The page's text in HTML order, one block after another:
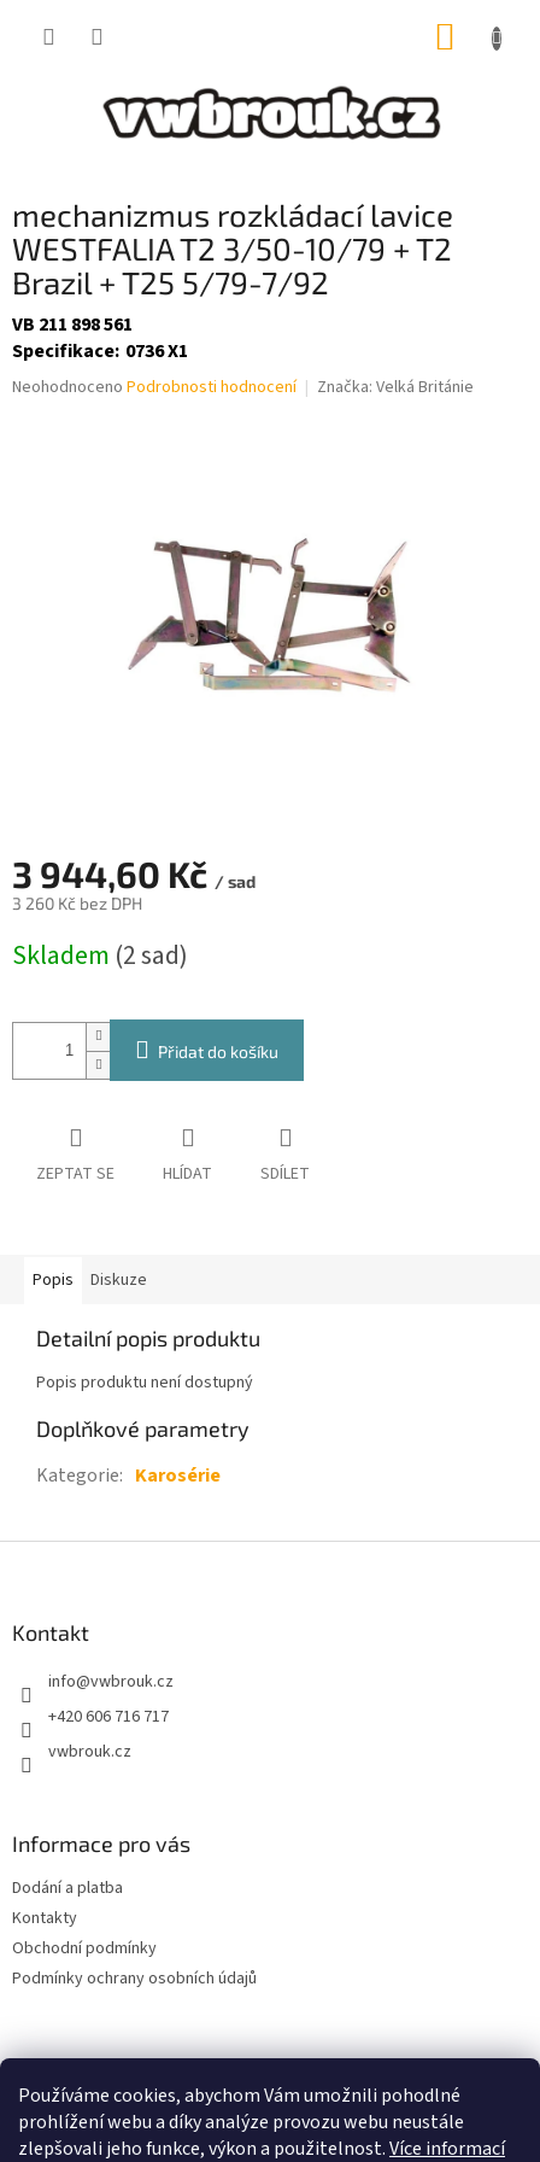
Používáme cookies, abychom Vám umožnili pohodlné
prohlížení webu a díky analýze provozu webu neustále
zlepšovali jeho funkce, výkon a použitelnost.Více informací
mechanizmus rozkládací lavice
WESTFALIA T2 3/50-10/79 + T2
Brazil + T25 5/79-7/92
VB 211 898 561
Specifikace: 0736 X1
Průměrné
Neohodnoceno Podrobnosti hodnocení Značka: Velká Británie
3 944,60 Kč / sad
3 260 Kč bez DPH
cena:
Skladem (2 sad)
Přidat do košíku
ZEPTAT SE HLÍDAT SDÍLET
Popis Diskuze
Detailní popis produktu
Popis produktu není dostupný
Doplňkové parametry
Kategorie: Karosérie
Kontakt
info@vwbrouk.cz
+420 606 716 717
vwbrouk.cz
Informace pro vás
Dodání a platba
Kontakty
Obchodní podmínky
Podmínky ochrany osobních údajů